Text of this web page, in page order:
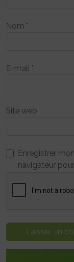
Nom *
E-mail *
Site web
Enregistrer
navigateur